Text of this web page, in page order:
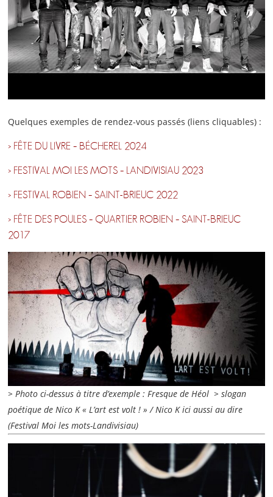
Quelques exemples de rendez-vous passés (liens cliquables) :
> FÊTE DU LIVRE – BÉCHEREL 2024
> FESTIVAL MOI LES MOTS – LANDIVISIAU 2023
> FESTIVAL ROBIEN – SAINT-BRIEUC 2022
> FÊTE DES POULES – QUARTIER ROBIEN – SAINT-BRIEUC
2017
> Photo ci-dessus à titre d’exemple : Fresque de Héol > slogan
poétique de Nico K « L’art est volt ! » / Nico K ici aussi au dire
(Festival Moi les mots-Landivisiau)